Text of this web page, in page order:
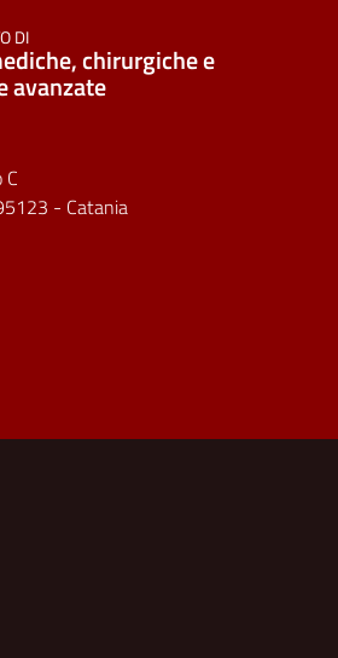
DI
chirurgiche e
avanzate
- Catania
utili